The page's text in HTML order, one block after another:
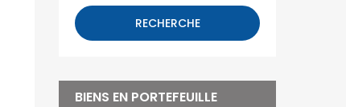
RECHERCHE
BIENS EN PORTEFEUILLE